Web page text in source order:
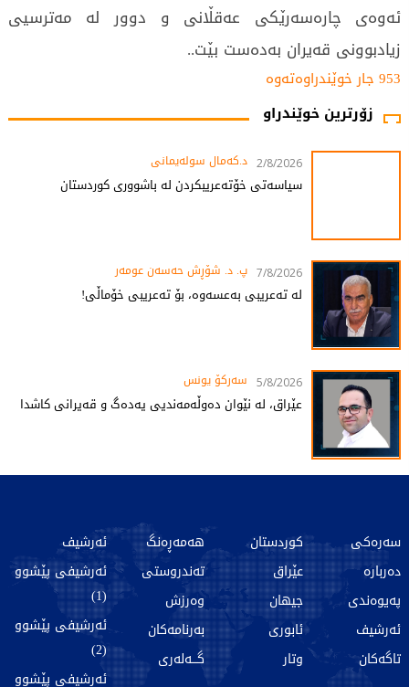
ئەوەی چارەسەرێکی عەقڵانی و دوور لە مەترسیی
زیادبوونی قەیران بەدەست بێت..
953 جار خوێندراوەتەوە
زۆرترین خوێندراو
2/8/2026 د.کەمال سولەیمانی
سیاسەتی خۆتەعریبکردن لە باشووری کوردستان
7/8/2026 پ. د. شۆڕش حەسەن عومەر
لە تەعریبی بەعسەوە، بۆ تەعریبی خۆماڵی!
5/8/2026 سەرکۆ یونس
عێراق، لە نێوان دەوڵەمەندیی یەدەگ و قەیرانی کاشدا
سەرەکی
دەربارە
پەیوەندی
ئەرشیف
تاگەکان
کوردستان
عێراق
جیهان
ئابوری
وتار
هەمەڕەنگ
تەندروستی
وەرزش
بەرنامەکان
گـــەلەری
ئەرشیف
ئەرشیفی پێشوو
(1)
ئەرشیفی پێشوو
(2)
ئەرشیفی پێشوو